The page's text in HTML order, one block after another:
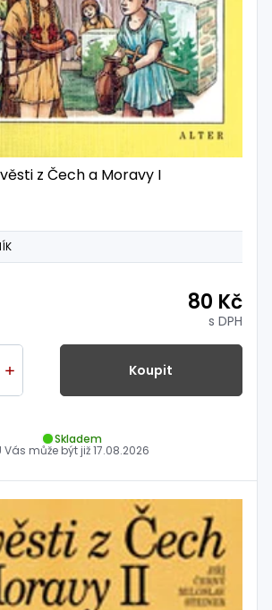
z Čech a Moravy I
80 Kč
s DPH
Koupit
Skladem
Vás může být již17.08.2026